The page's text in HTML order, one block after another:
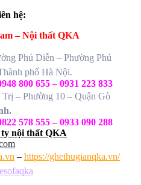
hệ:
– Nội thất QKA
Phú Diễn – Phường Phú
phố Hà Nội.
800 655 – 0931 223 833
– Phường 10 – Quận Gò
578 555 – 0933 090 288
nội thất QKA
– https://ghethugianqka.vn/